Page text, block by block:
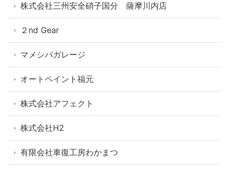
株式会社三州安全硝子国分 薩摩川内店
２nd Gear
マメシバガレージ
オートペイント福元
株式会社アフェクト
株式会社H2
有限会社車復工房わかまつ